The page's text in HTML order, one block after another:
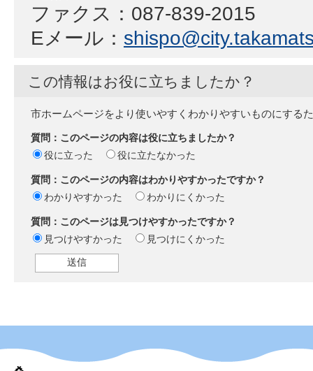
ファクス：087-839-2015
Eメール：
この情報はお役に立ちましたか？
市ホームページをより使いやすくわかりやすいものにする
質問：このページの内容は役に立ちましたか？
役に立った
役に立たなかった
質問：このページの内容はわかりやすかったですか？
わかりやすかった
わかりにくかった
質問：このページは見つけやすかったですか？
見つけやすかった
見つけにくかった